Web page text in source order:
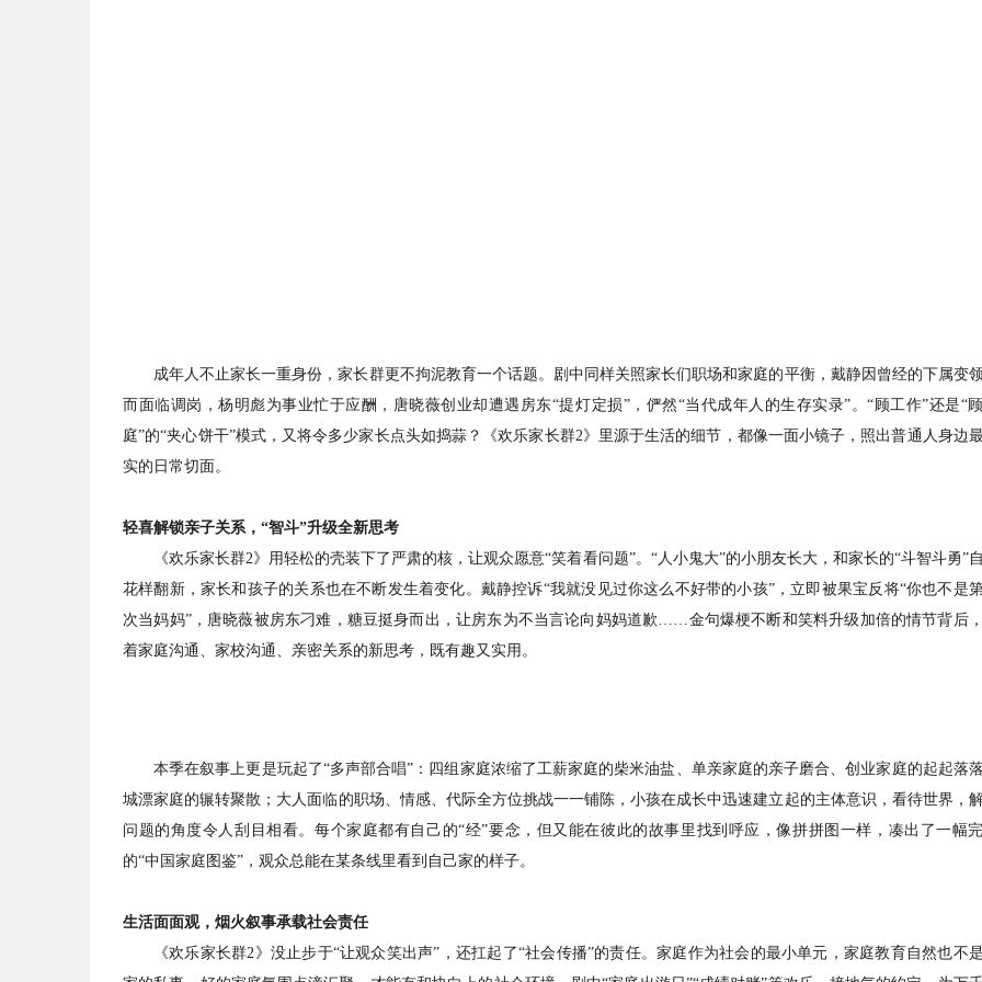
成年人不止家长一重身份，家长群更不拘泥教育一个话题。剧中同样关照家长们职场和家庭的平衡，戴静因曾经的下属变
而面临调岗，杨明彪为事业忙于应酬，唐晓薇创业却遭遇房东“提灯定损”，俨然“当代成年人的生存实录”。“顾工作”还是“
庭”的“夹心饼干”模式，又将令多少家长点头如捣蒜？《欢乐家长群2》里源于生活的细节，都像一面小镜子，照出普通人身边
实的日常切面。
轻喜解锁亲子关系，“智斗”升级全新思考
《欢乐家长群2》用轻松的壳装下了严肃的核，让观众愿意“笑着看问题”。“人小鬼大”的小朋友长大，和家长的“斗智斗勇”
花样翻新，家长和孩子的关系也在不断发生着变化。戴静控诉“我就没见过你这么不好带的小孩”，立即被果宝反将“你也不是
次当妈妈”，唐晓薇被房东刁难，糖豆挺身而出，让房东为不当言论向妈妈道歉……金句爆梗不断和笑料升级加倍的情节背后
着家庭沟通、家校沟通、亲密关系的新思考，既有趣又实用。
本季在叙事上更是玩起了“多声部合唱”：四组家庭浓缩了工薪家庭的柴米油盐、单亲家庭的亲子磨合、创业家庭的起起落落
城漂家庭的辗转聚散；大人面临的职场、情感、代际全方位挑战一一铺陈，小孩在成长中迅速建立起的主体意识，看待世界，
问题的角度令人刮目相看。每个家庭都有自己的“经”要念，但又能在彼此的故事里找到呼应，像拼拼图一样，凑出了一幅
的“中国家庭图鉴”，观众总能在某条线里看到自己家的样子。
生活面面观，烟火叙事承载社会责任
《欢乐家长群2》没止步于“让观众笑出声”，还扛起了“社会传播”的责任。家庭作为社会的最小单元，家庭教育自然也不